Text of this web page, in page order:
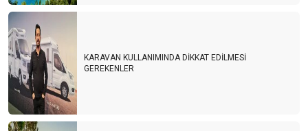
KARAVAN KULLANIMINDA DİKKAT EDİLMESİ
GEREKENLER